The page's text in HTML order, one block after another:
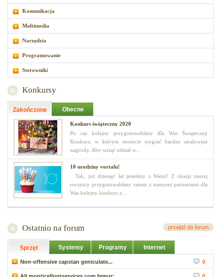
Komunikacja
Multimedia
Narzędzia
Programowanie
Sterowniki
Konkursy
Zakończone Obecne
Konkurs świąteczny 2020
Po raz kolejny przygotowaliśmy dla Was Świąteczny
Konkurs, w którym możecie wygrać bardzo atrakcyjne
nagrody. Aby wziąć udział w...
10 urodziny vortalu!
Tak, już dziesięć lat jesteśmy z Wami! Z okazji naszej
rocznicy przygotowaliśmy razem z naszymi partnerami dla
Was kolejny konkurs z...
Ostatnio na forum przejdź do forum
Sprzęt Systemy Programy Internet
Non-offensive capstan geniculate... 0